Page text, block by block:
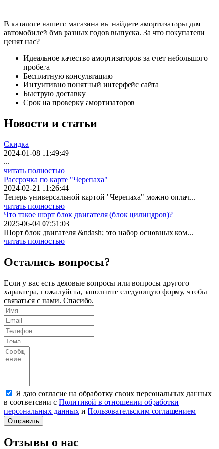
В каталоге нашего магазина вы найдете амортизаторы для
автомобилей бмв разных годов выпуска. За что покупатели
ценят нас?
Идеальное качество амортизаторов за счет небольшого
пробега
Бесплатную консультацию
Интуитивно понятный интерфейс сайта
Быструю доставку
Срок на проверку амортизаторов
Новости и статьи
Скидка
2024-01-08 11:49:49
...
читать полностью
Рассрочка по карте "Черепаха"
2024-02-21 11:26:44
Теперь универсальной картой "Черепаха" можно оплач...
читать полностью
Что такое шорт блок двигателя (блок цилиндров)?
2025-06-04 07:51:03
Шорт блок двигателя &ndash; это набор основных ком...
читать полностью
Остались вопросы?
Если у вас есть деловые вопросы или вопросы другого
характера, пожалуйста, заполните следующую форму, чтобы
связаться с нами. Спасибо.
Я даю согласие на обработку своих персональных данных
в соответсвии с Политикой в отношении обработки
персональных данных и Пользовательским соглашением
Отправить
Отзывы о нас